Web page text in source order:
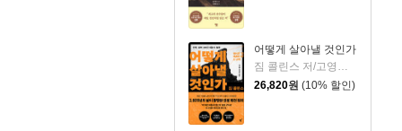
어떻게 살아낼 것인가
짐 콜린스 저/고영훈,윤영호 역
26,820원 (10% 할인)